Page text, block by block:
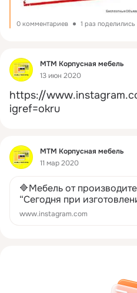
0 комментариев 1 раз поделились
Фид
МТМ Корпусная мебель
13 июн 2020
https://
igref=okru
Фид
МТМ Корпусная мебель
11 мар 2020
🔷️Мебель от
“Сегодня при
используются
отвечающие
www.instagram.com